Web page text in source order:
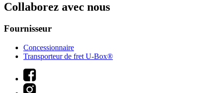
Collaborez avec nous
Fournisseur
Concessionnaire
Transporteur de fret U-Box®